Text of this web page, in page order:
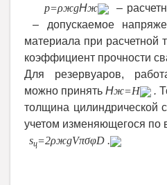
p=ρжgНж –
– допускаемое
материала при расчетной
коэффициент прочности
Для резервуаров,
можно принять Нж=H .
толщина цилиндрической
учетом изменяющегося по
sц=2ρжgVπσφD .